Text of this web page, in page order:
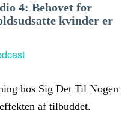
4: Behovet for
kvinder er
hos Sig Det Til Nogen
af tilbuddet.